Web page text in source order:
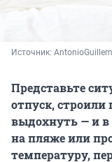
Источник:
Представьте
отпуск,
выдохнуть — и
на пляже или
температуру,